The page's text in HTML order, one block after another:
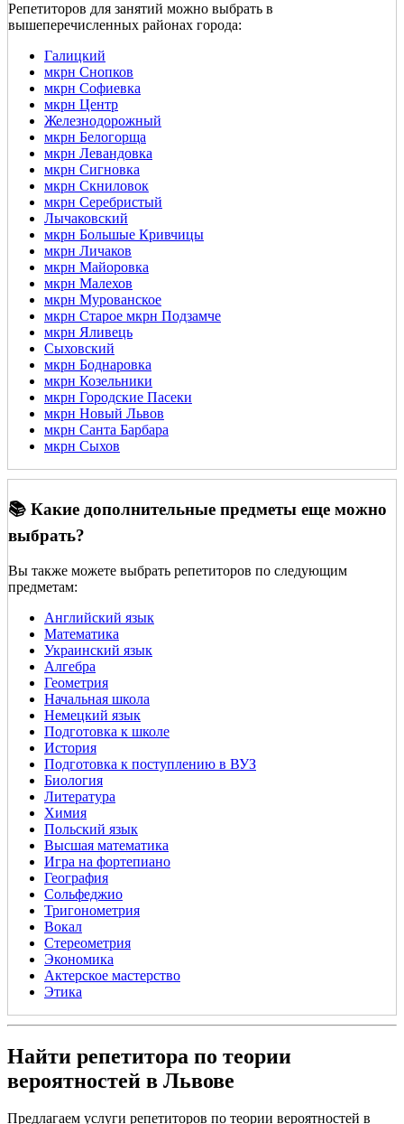
Репетиторов для занятий можно выбрать в
вышеперечисленных районах города:
Галицкий
мкрн Снопков
мкрн Софиевка
мкрн Центр
Железнодорожный
мкрн Белогорща
мкрн Левандовка
мкрн Сигновка
мкрн Скниловок
мкрн Серебристый
Лычаковский
мкрн Большые Кривчицы
мкрн Личаков
мкрн Майоровка
мкрн Малехов
мкрн Мурованское
мкрн Старое мкрн Подзамче
мкрн Яливець
Сыховский
мкрн Боднаровка
мкрн Козельники
мкрн Городские Пасеки
мкрн Новый Львов
мкрн Санта Барбара
мкрн Сыхов
📚 Какие дополнительные предметы еще можно
выбрать?
Вы также можете выбрать репетиторов по следующим
предметам:
Английский язык
Математика
Украинский язык
Алгебра
Геометрия
Начальная школа
Немецкий язык
Подготовка к школе
История
Подготовка к поступлению в ВУЗ
Биология
Литература
Химия
Польский язык
Высшая математика
Игра на фортепиано
География
Сольфеджио
Тригонометрия
Вокал
Стереометрия
Экономика
Актерское мастерство
Этика
Найти репетитора по теории
вероятностей в Львове
Предлагаем услуги репетиторов по теории вероятностей в